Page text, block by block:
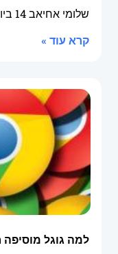
שלומי אחיאב14 ביוני 2017
קרא עוד »
למה גוגל